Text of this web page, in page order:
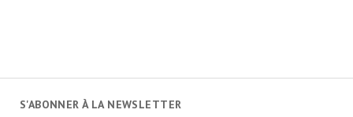
S'ABONNER À LA NEWSLETTER